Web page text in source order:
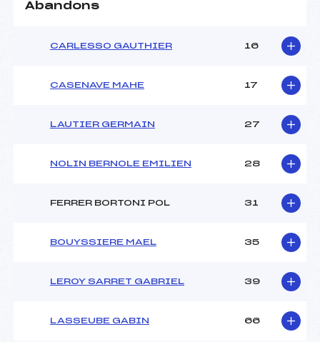
Abandons
CARLESSO GAUTHIER 16
CASENAVE MAHE 17
LAUTIER GERMAIN 27
NOLIN BERNOLE EMILIEN 28
FERRER BORTONI POL 31
BOUYSSIERE MAEL 35
LEROY SARRET GABRIEL 39
LASSEUBE GABIN 66